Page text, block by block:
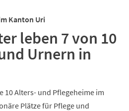
Kanton Uri
leben 7 von 10
Urnern in
10 Alters- und Pflegeheime im
Plätze für Pflege und